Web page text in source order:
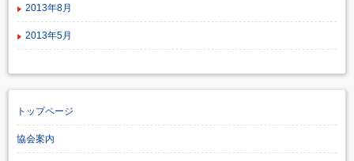
2013年8月
2013年5月
トップページ
協会案内